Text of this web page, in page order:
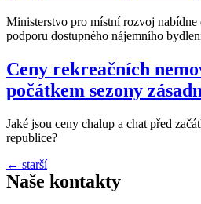
Ministerstvo pro místní rozvoj nabídne
podporu dostupného nájemního
Ceny rekreačních
počátkem sezony
Jaké jsou ceny chalup a chat před
republice?
← starší
Naše kontakty